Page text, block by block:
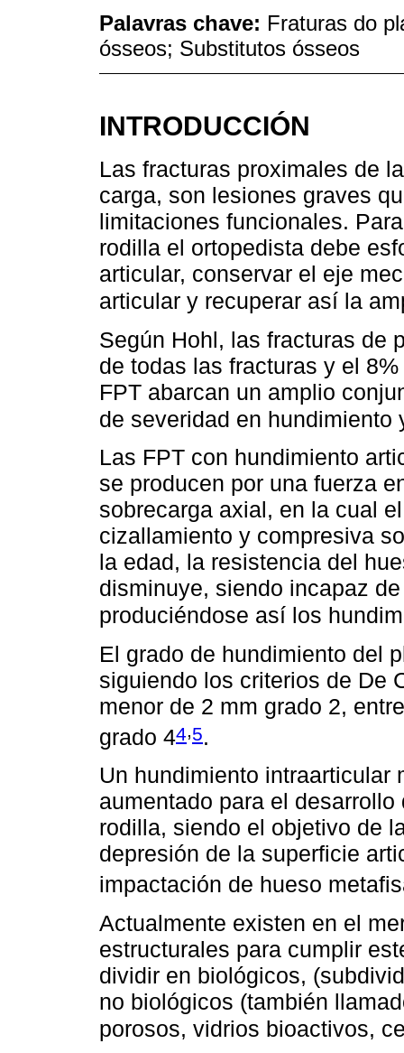
Palavras chave: Fraturas do
ósseos; Substitutos ósseos
INTRODUCCIÓN
Las fracturas proximales de
carga, son lesiones graves
limitaciones funcionales.
rodilla el ortopedista debe
articular, conservar el eje
articular y recuperar así la
Según Hohl, las fracturas de
de todas las fracturas y el
FPT abarcan un amplio
de severidad en
Las FPT con hundimiento
se producen por una fuerza
sobrecarga axial, en la cual
cizallamiento y compresiva
la edad, la resistencia del
disminuye, siendo incapaz
produciéndose así los
El grado de hundimiento del
siguiendo los criterios de De
menor de 2 mm grado 2,
grado 44,5.
Un hundimiento intraarticular
aumentado para el
rodilla, siendo el objetivo de
depresión de la superficie
impactación de hueso
Actualmente existen en el
estructurales para cumplir
dividir en biológicos,
no biológicos (también
porosos, vidrios bioactivos,